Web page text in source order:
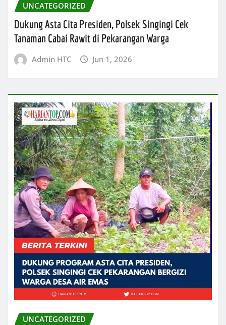
UNCATEGORIZED
Dukung Asta Cita Presiden, Polsek Singingi Cek
Tanaman Cabai Rawit di Pekarangan Warga
Admin HTC Jun 1, 2026
UNCATEGORIZED